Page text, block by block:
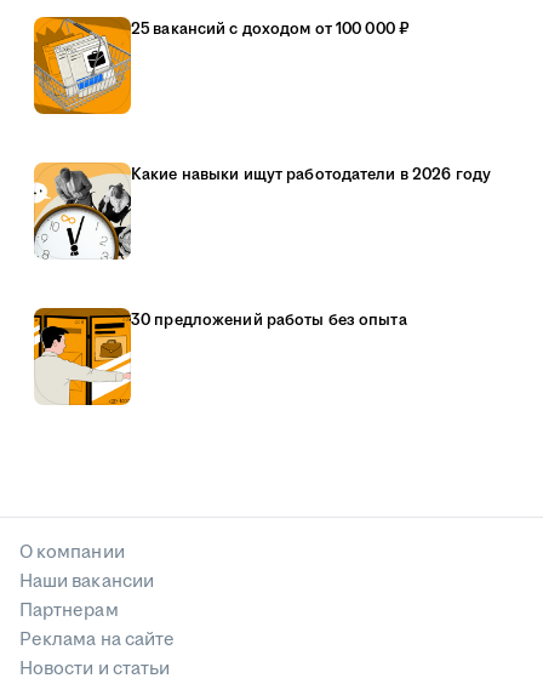
25 вакансий с доходом от 100 000 ₽
Какие навыки ищут работодатели в 2026 году
30 предложений работы без опыта
О компании
Наши вакансии
Партнерам
Реклама на сайте
Новости и статьи